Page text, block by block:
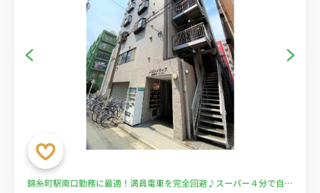
錦糸町駅南口勤務に最適！満員電車を完全回避♪スーパー４分で自炊